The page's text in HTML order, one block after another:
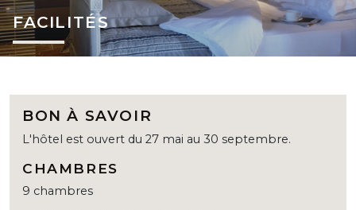
FACILITÉS
BON À SAVOIR
L'hôtel est ouvert du 27 mai au 30 septembre.
CHAMBRES
9 chambres